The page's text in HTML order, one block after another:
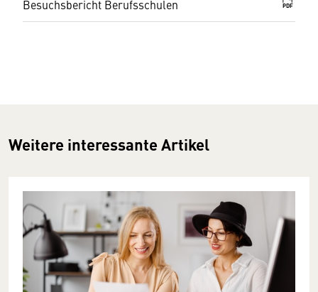
Besuchsbericht Berufsschulen PDF
Weitere interessante Artikel